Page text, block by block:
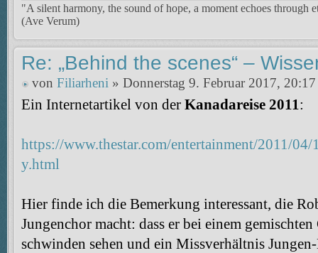
"A silent harmony, the sound of hope, a moment echoes through
(Ave Verum)
Re: „Behind the scenes“ –
von Filiarheni » Donnerstag 9. Februar 2017, 20:17
Ein Internetartikel von der Kanadareise 2011 :
https://www.thestar.com/entertainment/2011/
y.html
Hier finde ich die Bemerkung interessant, die
Jungenchor macht: dass er bei einem
schwinden sehen und ein Missverhältnis